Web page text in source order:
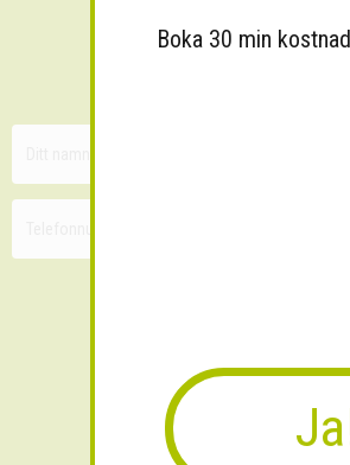
Sänk dina
Boka 30 min